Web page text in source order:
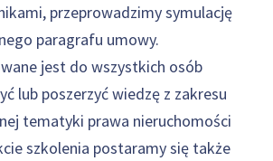
przeprowadzimy symulację
paragrafu umowy.
jest do wszystkich osób
lub poszerzyć wiedzę z zakresu
tematyki prawa nieruchomości
szkolenia postaramy się także